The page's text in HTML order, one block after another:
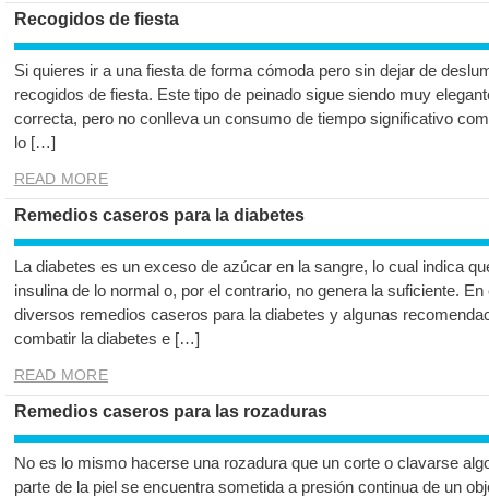
Recogidos de fiesta
Si quieres ir a una fiesta de forma cómoda pero sin dejar de
recogidos de fiesta. Este tipo de peinado sigue siendo muy
correcta, pero no conlleva un consumo de tiempo significativo
lo […]
READ MORE
Remedios caseros para la diabetes
La diabetes es un exceso de azúcar en la sangre, lo cual indica
insulina de lo normal o, por el contrario, no genera la suficiente.
diversos remedios caseros para la diabetes y algunas
combatir la diabetes e […]
READ MORE
Remedios caseros para las rozaduras
No es lo mismo hacerse una rozadura que un corte o clavarse
parte de la piel se encuentra sometida a presión continua de un